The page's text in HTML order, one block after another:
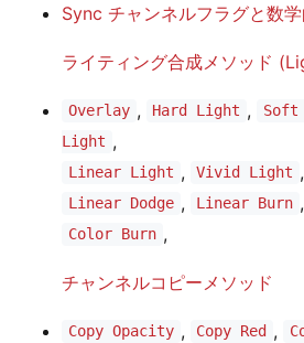
Sync チャンネルフラグと数
ライティング合成メソッド
Overlay , Hard Light , Soft
Light ,
Linear Light , Vivid Light ,
Linear Dodge , Linear Burn ,
Color Burn ,
チャンネルコピーメソッド
Copy Opacity , Copy Red ,